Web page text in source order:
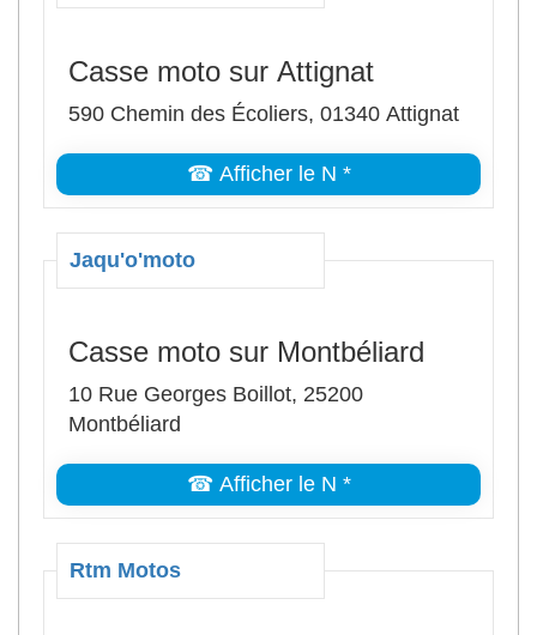
Casse moto sur Attignat
590 Chemin des Écoliers, 01340 Attignat
☎ Afficher le N *
Jaqu'o'moto
Casse moto sur Montbéliard
10 Rue Georges Boillot, 25200
Montbéliard
☎ Afficher le N *
Rtm Motos